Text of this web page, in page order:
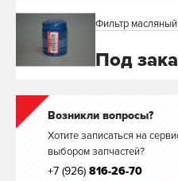
Фильтр масляный
Под
Возникли вопросы?
Хотите записаться на
выбором запчастей?
+7 (926) 816-26-70